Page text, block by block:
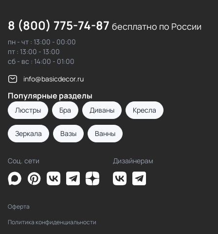
8 (800) 775-74-87 бесплатно по России
пн - чт : 13:00 - 00:00
пт : 13:00 - 13:00
сб - вс : 14:00 - 01:00
info@basicdecor.ru
Популярные разделы
Люстры Бра Диваны Кресла
Зеркала Вазы Ванны
Соц. сети Дизайнерам
Оферта
Политика конфиденциальности